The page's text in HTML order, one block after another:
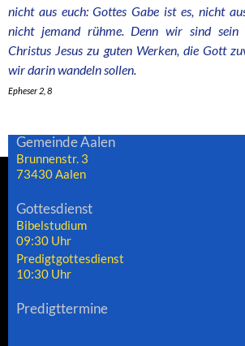
nicht aus euch: Gottes Gabe ist es, nicht
nicht jemand rühme. Denn wir sind sein
Christus Jesus zu guten Werken, die Gott
wir darin wandeln sollen.
Epheser 2, 8
Gemeinde Aalen
Brunnenstr. 3
73430 Aalen
Gottesdienst
Bibelstudium
09:30 Uhr
Predigtgottesdienst
10:30 Uhr
Predigttermine